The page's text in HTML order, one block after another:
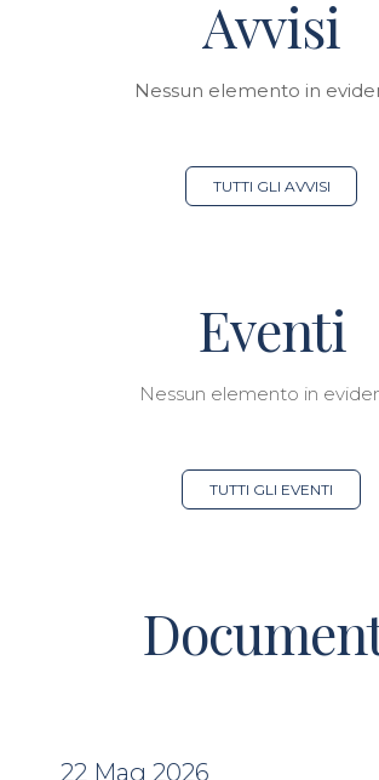
Avvisi
Nessun elemento in
TUTTI GLI AVVISI
Eventi
Nessun elemento in
TUTTI GLI EVENTI
22 Mag 2026